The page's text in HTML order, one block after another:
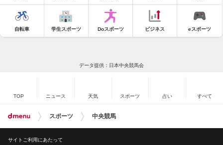
自転車 学生スポーツ Doスポーツ ビジネス eスポーツ
データ提供：日本中央競馬会
TOP ニュース 天気 スポーツ 占い すべて
スポーツ 中央競馬
サイトご利用にあたって